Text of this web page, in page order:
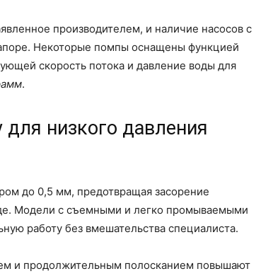
производителем, и наличие насосов с
Некоторые помпы оснащены функцией
скорость потока и давление воды для
.
низкого давления
до 0,5 мм, предотвращая засорение
Модели с съемными и легко промываемыми
работу без вмешательства специалиста.
и продолжительным полосканием повышают